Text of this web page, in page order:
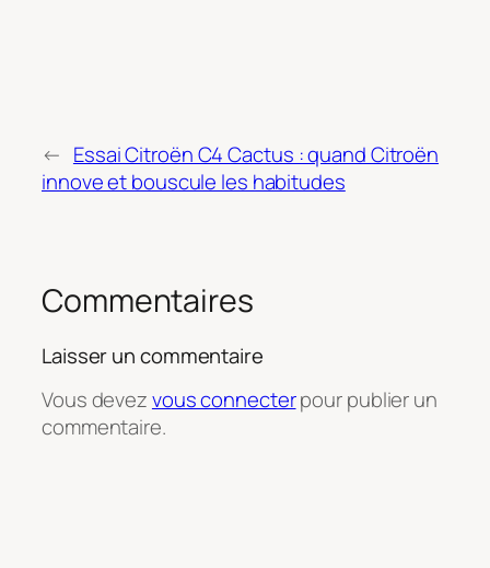
← Essai Citroën C4 Cactus : quand Citroën
innove et bouscule les habitudes
Commentaires
Laisser un commentaire
Vous devezvous connecterpour publier un
commentaire.